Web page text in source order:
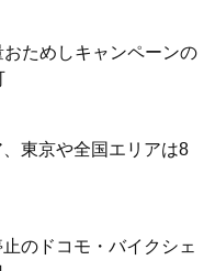
おためしキャンペーンの
東京や全国エリアは8
のドコモ・バイクシェ